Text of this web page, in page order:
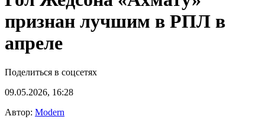
признан лучшим в РПЛ в
апреле
Поделиться в соцсетях
09.05.2026, 16:28
Автор: Modern